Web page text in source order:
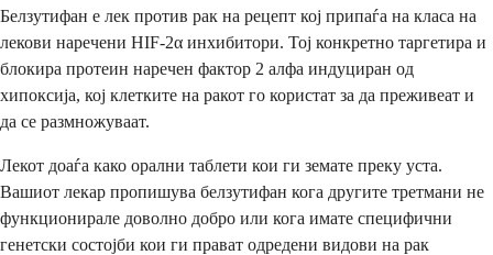
Белзутифан е лек против рак на рецепт кој припаѓа на класа на
лекови наречени HIF-2α инхибитори. Тој конкретно таргетира и
блокира протеин наречен фактор 2 алфа индуциран од
хипоксија, кој клетките на ракот го користат за да преживеат и
да се размножуваат.
Лекот доаѓа како орални таблети кои ги земате преку уста.
Вашиот лекар пропишува белзутифан кога другите третмани не
функционирале доволно добро или кога имате специфични
генетски состојби кои ги прават одредени видови на рак